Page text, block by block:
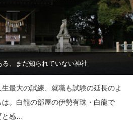
、まだ知られていない神社
最大の試練、就職も試験の延長のよ
。白龍の部屋の伊勢有珠・白龍で
感…